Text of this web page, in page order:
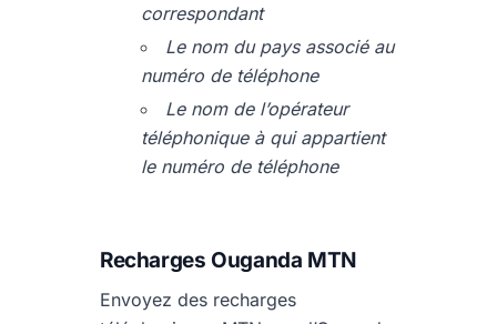
correspondant
Le nom du pays associé au
numéro de téléphone
Le nom de l’opérateur
téléphonique à qui appartient
le numéro de téléphone
Recharges Ouganda MTN
Envoyez des recharges